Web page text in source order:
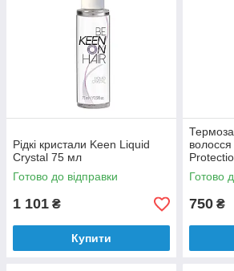
Рідкі кристали Keen Liquid
Crystal 75 мл
Готово до відправки
1 101 ₴
Купити
Готово
750 ₴